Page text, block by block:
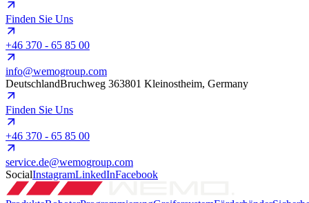
Finden Sie Uns
+46 370 - 65 85 00
info@wemogroup.com
DeutschlandBruchweg 363801 Kleinostheim, Germany
Finden Sie Uns
+46 370 - 65 85 00
service.de@wemogroup.com
SocialInstagramLinkedInFacebook